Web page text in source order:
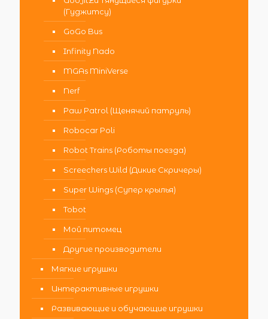
(Гуджитсу)
GoGo Bus
Infinity Nado
MGAs MiniVerse
Nerf
Paw Patrol (Щенячий патруль)
Robocar Poli
Robot Trains (Роботы поезда)
Screechers Wild (Дикие Скричеры)
Super Wings (Супер крылья)
Tobot
Мой питомец
Другие производители
Мягкие игрушки
Интерактивные игрушки
Развивающие и обучающие игрушки